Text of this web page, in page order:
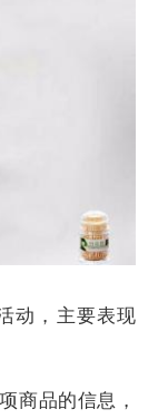
动，主要表现
商品的信息，